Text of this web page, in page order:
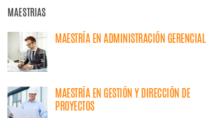
MAESTRIAS
MAESTRÍA EN ADMINISTRACIÓN GERENCIAL
MAESTRÍA EN GESTIÓN Y DIRECCIÓN DE
PROYECTOS